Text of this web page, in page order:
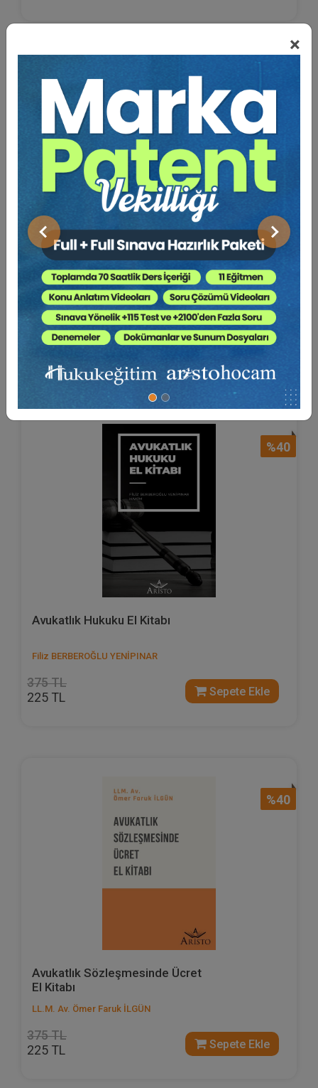
×
Önceki Sonraki
%40
Hukuk Bürosu Yönetimi
Reşat ERAKSOY
850 TL
510 TL Sepete Ekle
%40
Avukatlık Hukuku El Kitabı
Filiz BERBEROĞLU YENİPINAR
375 TL
225 TL Sepete Ekle
%40
Avukatlık Sözleşmesinde Ücret
El Kitabı
LL.M. Av. Ömer Faruk İLGÜN
375 TL
225 TL Sepete Ekle